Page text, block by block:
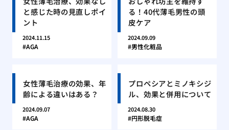
と感じた時の見直しポイ
ント
2024.11.15
AGA
る！40代薄毛男性の頭
皮ケア
2024.09.09
男性化粧品
女性薄毛治療の効果、年
齢による違いはある？
2024.09.07
AGA
プロペシアとミノキシジ
ル、効果と併用について
2024.08.30
円形脱毛症